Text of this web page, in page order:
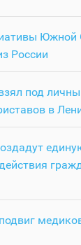
Южной
России
под
в